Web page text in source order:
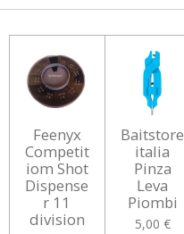
Feenyx
Competit
iom Shot
Dispense
r 11
division
Baitstore
italia
Pinza
Leva
Piombi
5,00 €